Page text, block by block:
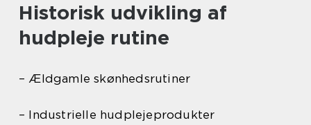
Historisk udvikling af
hudpleje rutine
– Ældgamle skønhedsrutiner
– Industrielle hudplejeprodukter